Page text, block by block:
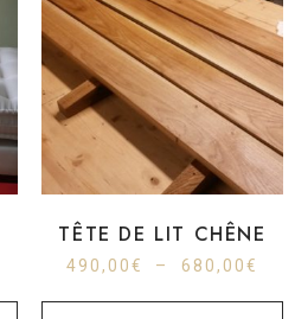
TÊTE DE LIT CHÊNE
490,00€ – 680,00€